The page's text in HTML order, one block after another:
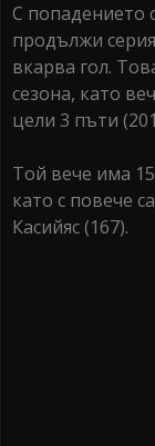
С попадението
продължи
вкарва гол.
сезона, като
цели 3 пъти
Той вече има
като с повече
Касийяс (167).